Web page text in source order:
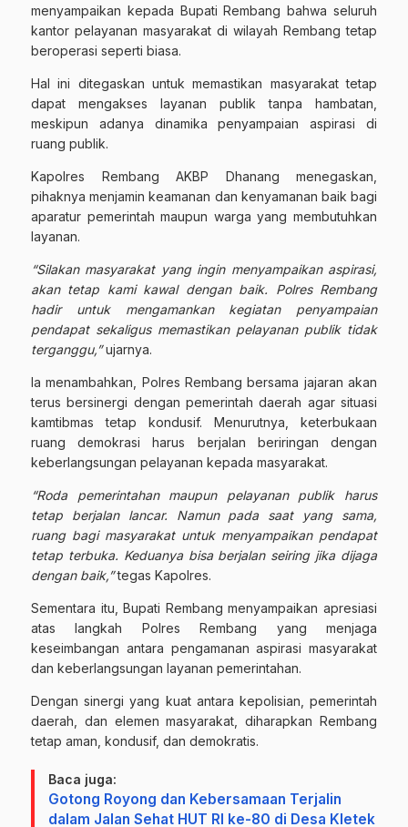
menyampaikan kepada Bupati Rembang bahwa seluruh
kantor pelayanan masyarakat di wilayah Rembang tetap
beroperasi seperti biasa.
Hal ini ditegaskan untuk memastikan masyarakat tetap
dapat mengakses layanan publik tanpa hambatan,
meskipun adanya dinamika penyampaian aspirasi di
ruang publik.
Kapolres Rembang AKBP Dhanang menegaskan,
pihaknya menjamin keamanan dan kenyamanan baik bagi
aparatur pemerintah maupun warga yang membutuhkan
layanan.
“Silakan masyarakat yang ingin menyampaikan aspirasi,
akan tetap kami kawal dengan baik. Polres Rembang
hadir untuk mengamankan kegiatan penyampaian
pendapat sekaligus memastikan pelayanan publik tidak
terganggu,”ujarnya.
Ia menambahkan, Polres Rembang bersama jajaran akan
terus bersinergi dengan pemerintah daerah agar situasi
kamtibmas tetap kondusif. Menurutnya, keterbukaan
ruang demokrasi harus berjalan beriringan dengan
keberlangsungan pelayanan kepada masyarakat.
“Roda pemerintahan maupun pelayanan publik harus
tetap berjalan lancar. Namun pada saat yang sama,
ruang bagi masyarakat untuk menyampaikan pendapat
tetap terbuka. Keduanya bisa berjalan seiring jika dijaga
dengan baik,”tegas Kapolres.
Sementara itu, Bupati Rembang menyampaikan apresiasi
atas langkah Polres Rembang yang menjaga
keseimbangan antara pengamanan aspirasi masyarakat
dan keberlangsungan layanan pemerintahan.
Dengan sinergi yang kuat antara kepolisian, pemerintah
daerah, dan elemen masyarakat, diharapkan Rembang
tetap aman, kondusif, dan demokratis.
Baca juga:
Gotong Royong dan Kebersamaan Terjalin
dalam Jalan Sehat HUT RI ke-80 di Desa Kletek